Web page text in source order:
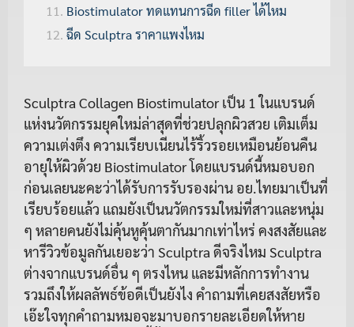
Biostimulator ทดแทนการฉีด filler ได้ไหม
ฉีด Sculptra ราคาแพงไหม
Sculptra Collagen Biostimulator เป็น 1 ในแบรนด์
แห่งนวัตกรรมยุคใหม่ล่าสุดที่ช่วยปลุกผิวสวย เติมเต็ม
ความเต่งตึง ความเรียบเนียนไร้ริ้วรอยเหมือนย้อนคืน
อายุให้ผิวด้วย Biostimulator โดยแบรนด์นี้หมอบอก
ก่อนเลยนะคะว่าได้รับการรับรองผ่าน อย.ไทยมาเป็นที่
เรียบร้อยแล้ว แถมยังเป็นนวัตกรรมใหม่ที่สาวและหนุ่ม
ๆ หลายคนยังไม่คุ้นหูคุ้นตากันมากเท่าไหร่ คงสงสัยและ
หารีวิวข้อมูลกันเยอะว่า Sculptra ดีจริงไหม Sculptra
ต่างจากแบรนด์อื่น ๆ ตรงไหน และมีหลักการทำงาน
รวมถึงให้ผลลัพธ์ข้อดีเป็นยังไง คำถามที่เคยสงสัยหรือ
เอ๊ะใจทุกคำถามหมอจะมาบอกรายละเอียดให้หาย